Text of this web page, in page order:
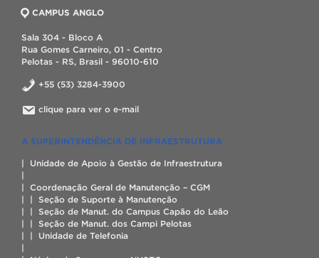
CAMPUS ANGLO
Sala 304 - Bloco A
Rua Gomes Carneiro, 01 - Centro
Pelotas - RS, Brasil - 96010-610
+55 (53) 3284-3900
clique para ver o e-mail
A SUPERINTENDÊNCIA DE INFRAESTRUTURA
| Unidade de Apoio à Gestão de Infraestrutura
|
| Coordenação Geral de Manutenção – CGM
| | Seção de Suporte à Manutenção
| | Seção de Manut. do Campus Capão do Leão
| | Seção de Manut. dos Campi Pelotas
| | Unidade de Telefonia
|